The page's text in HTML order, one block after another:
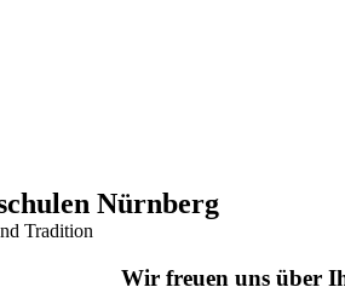
Nürnberg
Tradition
Wir freuen uns über